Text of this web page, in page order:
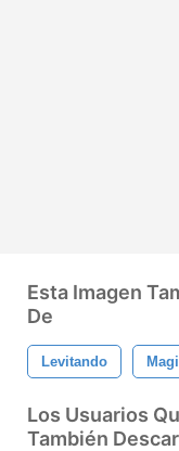
Esta Imagen
De
Levitando
Los Usuarios
También